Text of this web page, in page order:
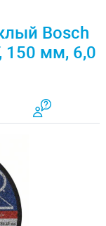
Bosch
150 мм, 6,0